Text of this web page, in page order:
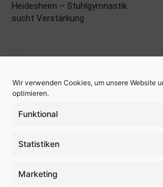
Wir verwenden Cookies, um unsere Website
optimieren.
Funktional
Statistiken
Marketing
Heidesheim – Stuhlgymnastik
sucht Verstärkung